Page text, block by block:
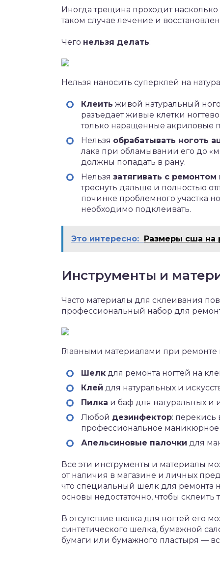
Иногда трещина проходит насколько
таком случае лечение и
Чего нельзя делать:
Нельзя наносить суперклей на
Клеить живой натуральный
разъедает живые клетки
только наращенные акриловые
Нельзя обрабатывать ноготь
лака при обламывании его до
должны попадать в рану.
Нельзя затягивать с ремонтом
треснуть дальше и полностью
починке проблемного участка
необходимо подклеивать.
Это интересно: Размеры сша на
Инструменты и
Часто материалы для склеивания
профессиональный набор для
Главными материалами при
Шелк для ремонта ногтей на
Клей для натуральных и
Пилка и баф для натуральных и
Любой дезинфектор:
профессиональное маникюрное
Апельсиновые палочки для
Все эти инструменты и материалы
от наличия в магазине и личных
что специальный шелк для ремонта
основы недостаточно, чтобы
В отсутствие шелка для ногтей его
синтетического шелка, бумажной
бумаги или бумажного пластыря —